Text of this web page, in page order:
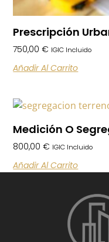
Prescripción
750,00€ IGIC Incluido
Añadir Al Carrito
Medición O
800,00€ IGIC Incluido
Añadir Al Carrito